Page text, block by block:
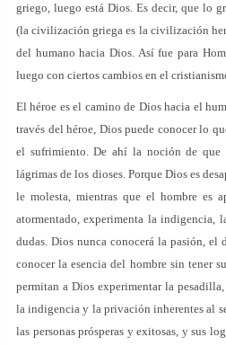
griego, luego está Dios. Es decir, que lo
(la civilización griega es la civilización
del humano hacia Dios. Así fue para
luego con ciertos cambios en el
El héroe es el camino de Dios hacia el
través del héroe, Dios puede conocer lo
el sufrimiento. De ahí la noción de que
lágrimas de los dioses. Porque Dios es
le molesta, mientras que el hombre es
atormentado, experimenta la
dudas. Dios nunca conocerá la pasión,
conocer la esencia del hombre sin tener
permitan a Dios experimentar la
la indigencia y la privación inherentes al
las personas prósperas y exitosas, y sus